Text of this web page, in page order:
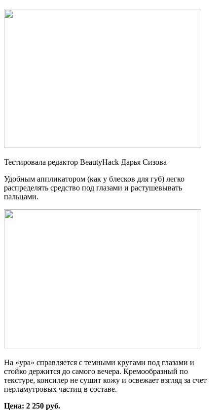
Тестировала редактор BeautyHack Дарья Сизова
Удобным аппликатором (как у блесков для губ) легко
распределять средство под глазами и растушевывать
пальцами.
На «ура» справляется с темными кругами под глазами и
стойко держится до самого вечера. Кремообразный по
текстуре, консилер не сушит кожу и освежает взгляд за счет
перламутровых частиц в составе.
Цена: 2 250 руб.